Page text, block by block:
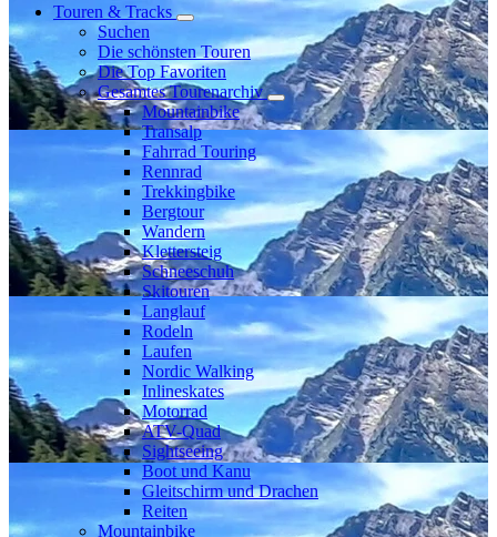
Touren & Tracks
Suchen
Die schönsten Touren
Die Top Favoriten
Gesamtes Tourenarchiv
Mountainbike
Transalp
Fahrrad Touring
Rennrad
Trekkingbike
Bergtour
Wandern
Klettersteig
Schneeschuh
Skitouren
Langlauf
Rodeln
Laufen
Nordic Walking
Inlineskates
Motorrad
ATV-Quad
Sightseeing
Boot und Kanu
Gleitschirm und Drachen
Reiten
Mountainbike